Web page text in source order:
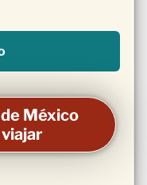
México